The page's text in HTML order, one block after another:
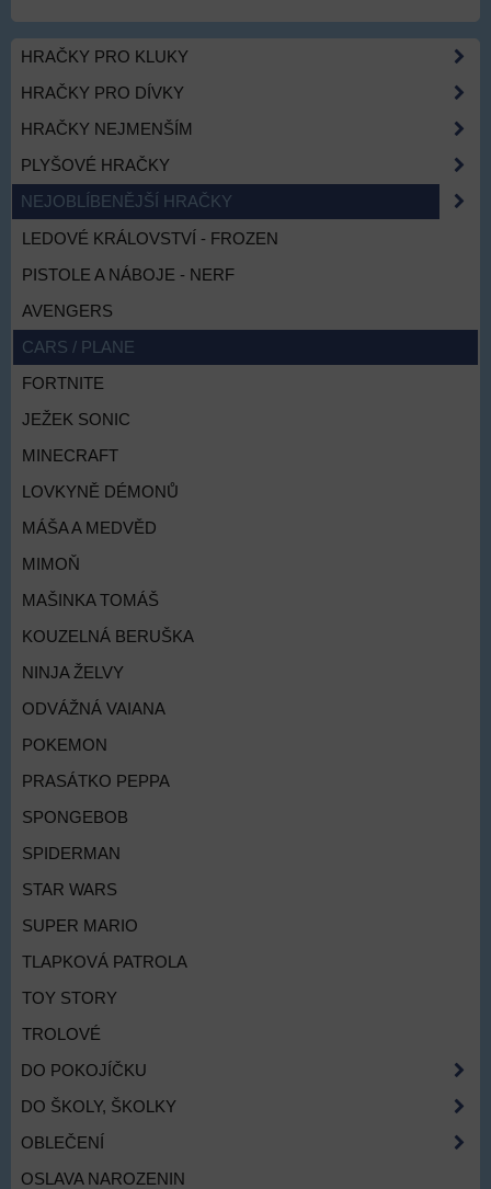
HRAČKY PRO KLUKY
HRAČKY PRO DÍVKY
HRAČKY NEJMENŠÍM
PLYŠOVÉ HRAČKY
NEJOBLÍBENĚJŠÍ HRAČKY
LEDOVÉ KRÁLOVSTVÍ - FROZEN
PISTOLE A NÁBOJE - NERF
AVENGERS
CARS / PLANE
FORTNITE
JEŽEK SONIC
MINECRAFT
LOVKYNĚ DÉMONŮ
MÁŠA A MEDVĚD
MIMOŇ
MAŠINKA TOMÁŠ
KOUZELNÁ BERUŠKA
NINJA ŽELVY
ODVÁŽNÁ VAIANA
POKEMON
PRASÁTKO PEPPA
SPONGEBOB
SPIDERMAN
STAR WARS
SUPER MARIO
TLAPKOVÁ PATROLA
TOY STORY
TROLOVÉ
DO POKOJÍČKU
DO ŠKOLY, ŠKOLKY
OBLEČENÍ
OSLAVA NAROZENIN